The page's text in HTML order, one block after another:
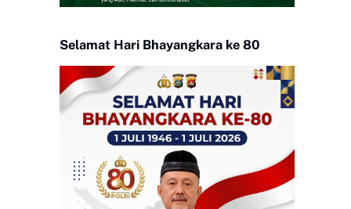
Selamat Hari Bhayangkara ke 80